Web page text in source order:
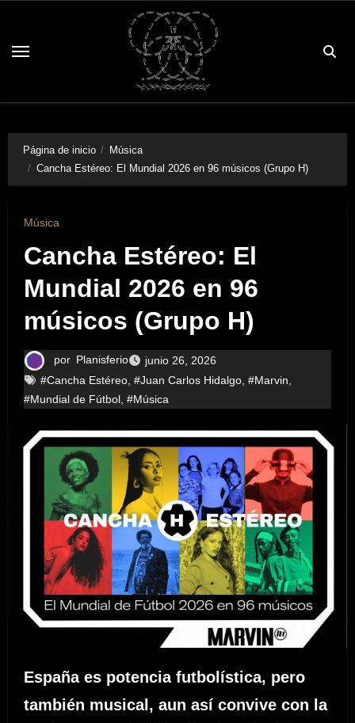
contenido
Página de inicio
Música
Cancha Estéreo: El Mundial 2026 en 96 músicos (Grupo H)
Música
Cancha Estéreo: El
Mundial 2026 en 96
músicos (Grupo H)
por Planisferio
junio 26, 2026
#Cancha Estéreo, #Juan Carlos Hidalgo, #Marvin,
#Mundial de Fútbol, #Música
España es potencia futbolística, pero
también musical, aun así convive con la